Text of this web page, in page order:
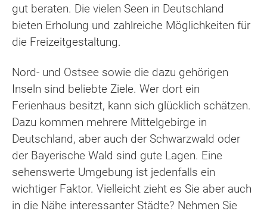
gut beraten. Die vielen Seen in Deutschland
bieten Erholung und zahlreiche Möglichkeiten für
die Freizeitgestaltung.
Nord- und Ostsee sowie die dazu gehörigen
Inseln sind beliebte Ziele. Wer dort ein
Ferienhaus besitzt, kann sich glücklich schätzen.
Dazu kommen mehrere Mittelgebirge in
Deutschland, aber auch der Schwarzwald oder
der Bayerische Wald sind gute Lagen. Eine
sehenswerte Umgebung ist jedenfalls ein
wichtiger Faktor. Vielleicht zieht es Sie aber auch
in die Nähe interessanter Städte? Nehmen Sie